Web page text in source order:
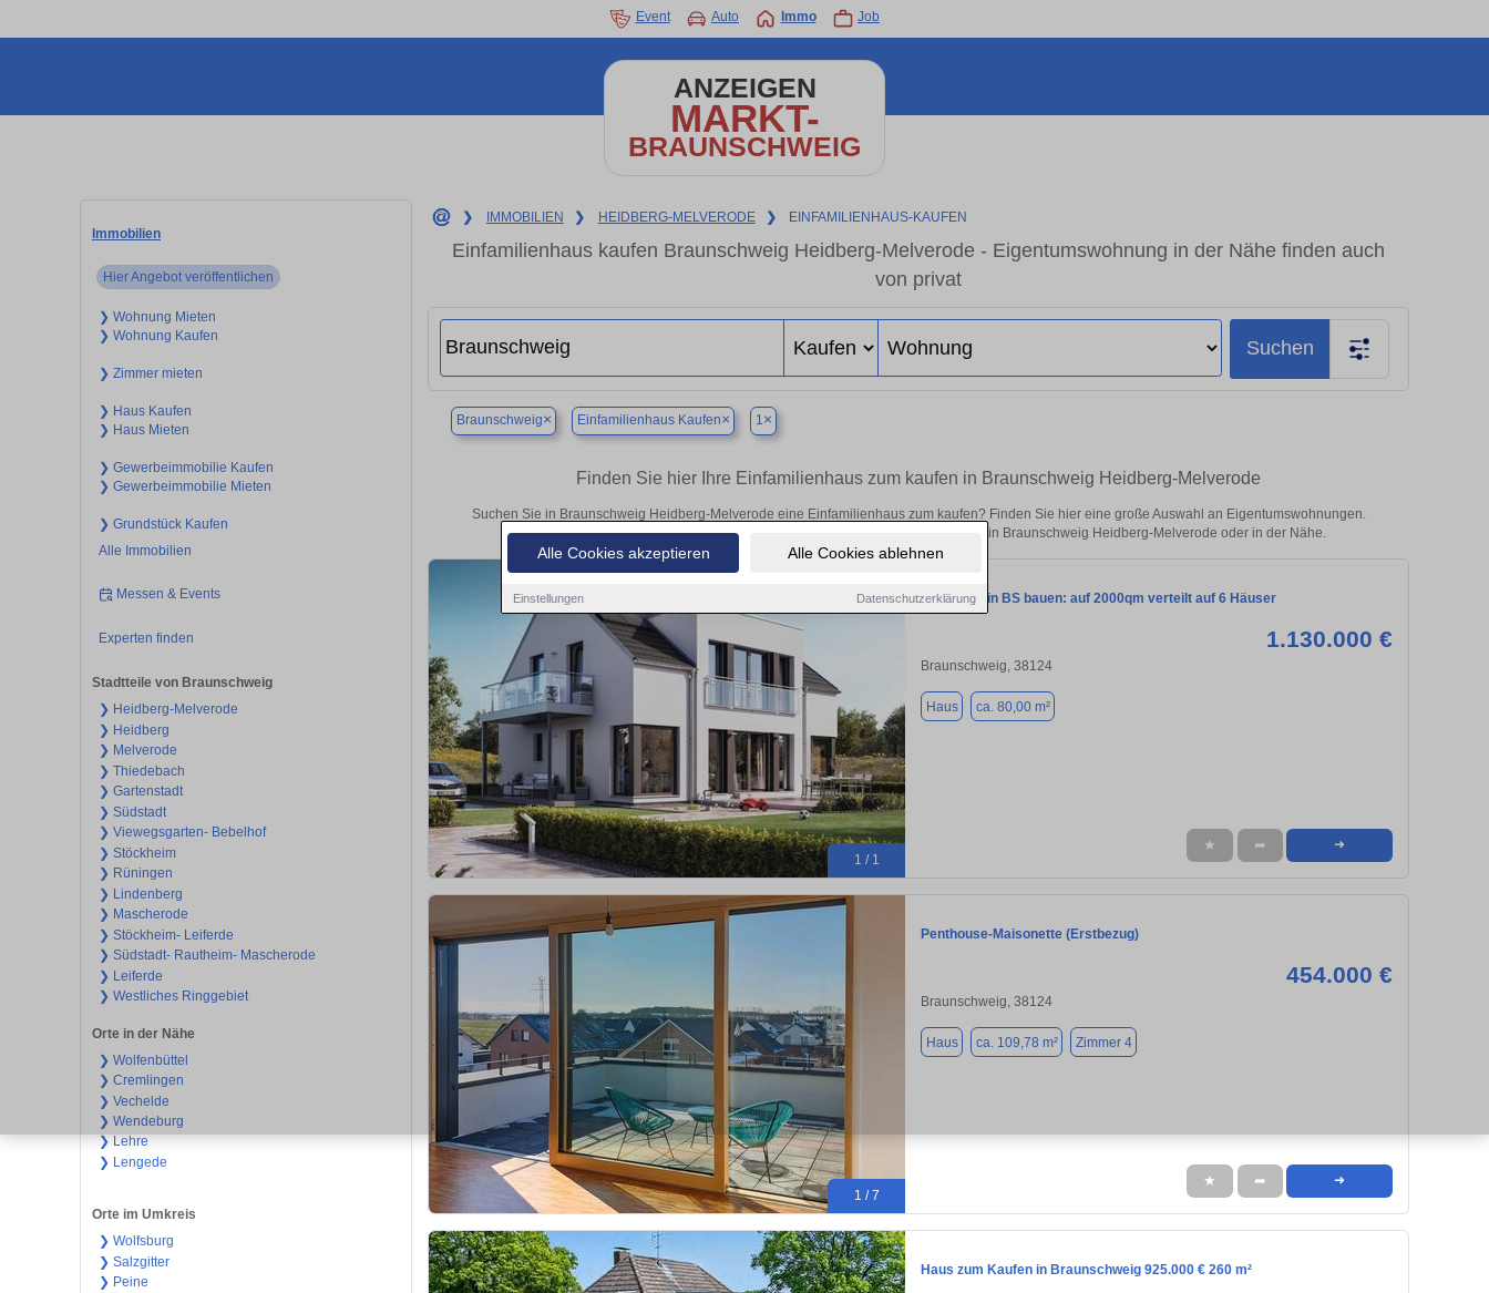
Alle Cookies akzeptieren Alle Cookies ablehnen
Einstellungen Datenschutzerklärung
Event Auto Immo Job
ANZEIGEN
MARKT-
BRAUNSCHWEIG
Immobilien
Hier Angebot veröffentlichen
❯ Wohnung Mieten
❯ Wohnung Kaufen
❯ Zimmer mieten
❯ Haus Kaufen
❯ Haus Mieten
❯ Gewerbeimmobilie Kaufen
❯ Gewerbeimmobilie Mieten
❯ Grundstück Kaufen
Alle Immobilien
Messen & Events
Experten finden
Stadtteile von Braunschweig
❯ Heidberg-Melverode
❯ Heidberg
❯ Melverode
❯ Thiedebach
❯ Gartenstadt
❯ Südstadt
❯ Viewegsgarten- Bebelhof
❯ Stöckheim
❯ Rüningen
❯ Lindenberg
❯ Mascherode
❯ Stöckheim- Leiferde
❯ Südstadt- Rautheim- Mascherode
❯ Leiferde
❯ Westliches Ringgebiet
Orte in der Nähe
❯ Wolfenbüttel
❯ Cremlingen
❯ Vechelde
❯ Wendeburg
❯ Lehre
❯ Lengede
Orte im Umkreis
❯ Wolfsburg
❯ Salzgitter
❯ Peine
❯ IMMOBILIEN ❯ HEIDBERG-MELVERODE ❯ EINFAMILIENHAUS-KAUFEN
Einfamilienhaus kaufen Braunschweig Heidberg-Melverode - Eigentumswohnung in der Nähe finden auch
von privat
Suchen
Braunschweig× Einfamilienhaus Kaufen× 1×
Finden Sie hier Ihre Einfamilienhaus zum kaufen in Braunschweig Heidberg-Melverode
Suchen Sie in Braunschweig Heidberg-Melverode eine Einfamilienhaus zum kaufen? Finden Sie hier eine große Auswahl an Eigentumswohnungen.
Egal, ob als Kapitalanlage oder zur Vermietung – hier finden Sie Ihre Immobilie in Braunschweig Heidberg-Melverode oder in der Nähe.
1 / 1
Sie wollen in BS bauen: auf 2000qm verteilt auf 6 Häuser
1.130.000 €
Braunschweig, 38124
Haus ca. 80,00 m²
★ ➦ ➜
1 / 7
Penthouse-Maisonette (Erstbezug)
454.000 €
Braunschweig, 38124
Haus ca. 109,78 m² Zimmer 4
★ ➦ ➜
Haus zum Kaufen in Braunschweig 925.000 € 260 m²